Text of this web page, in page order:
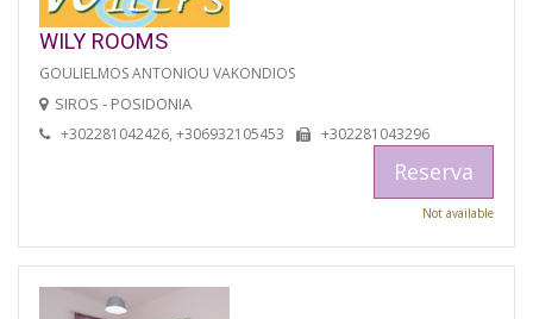
WILY ROOMS
GOULIELMOS ANTONIOU VAKONDIOS
SIROS - POSIDONIA
+302281042426, +306932105453 +302281043296
Reserva
Not available